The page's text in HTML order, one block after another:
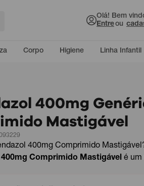
Olá! Bem
Entreou
Corpo Higiene Linha Infantil
400mg
Mastigável
400mg Comprimido
Comprimido Mastigável é um